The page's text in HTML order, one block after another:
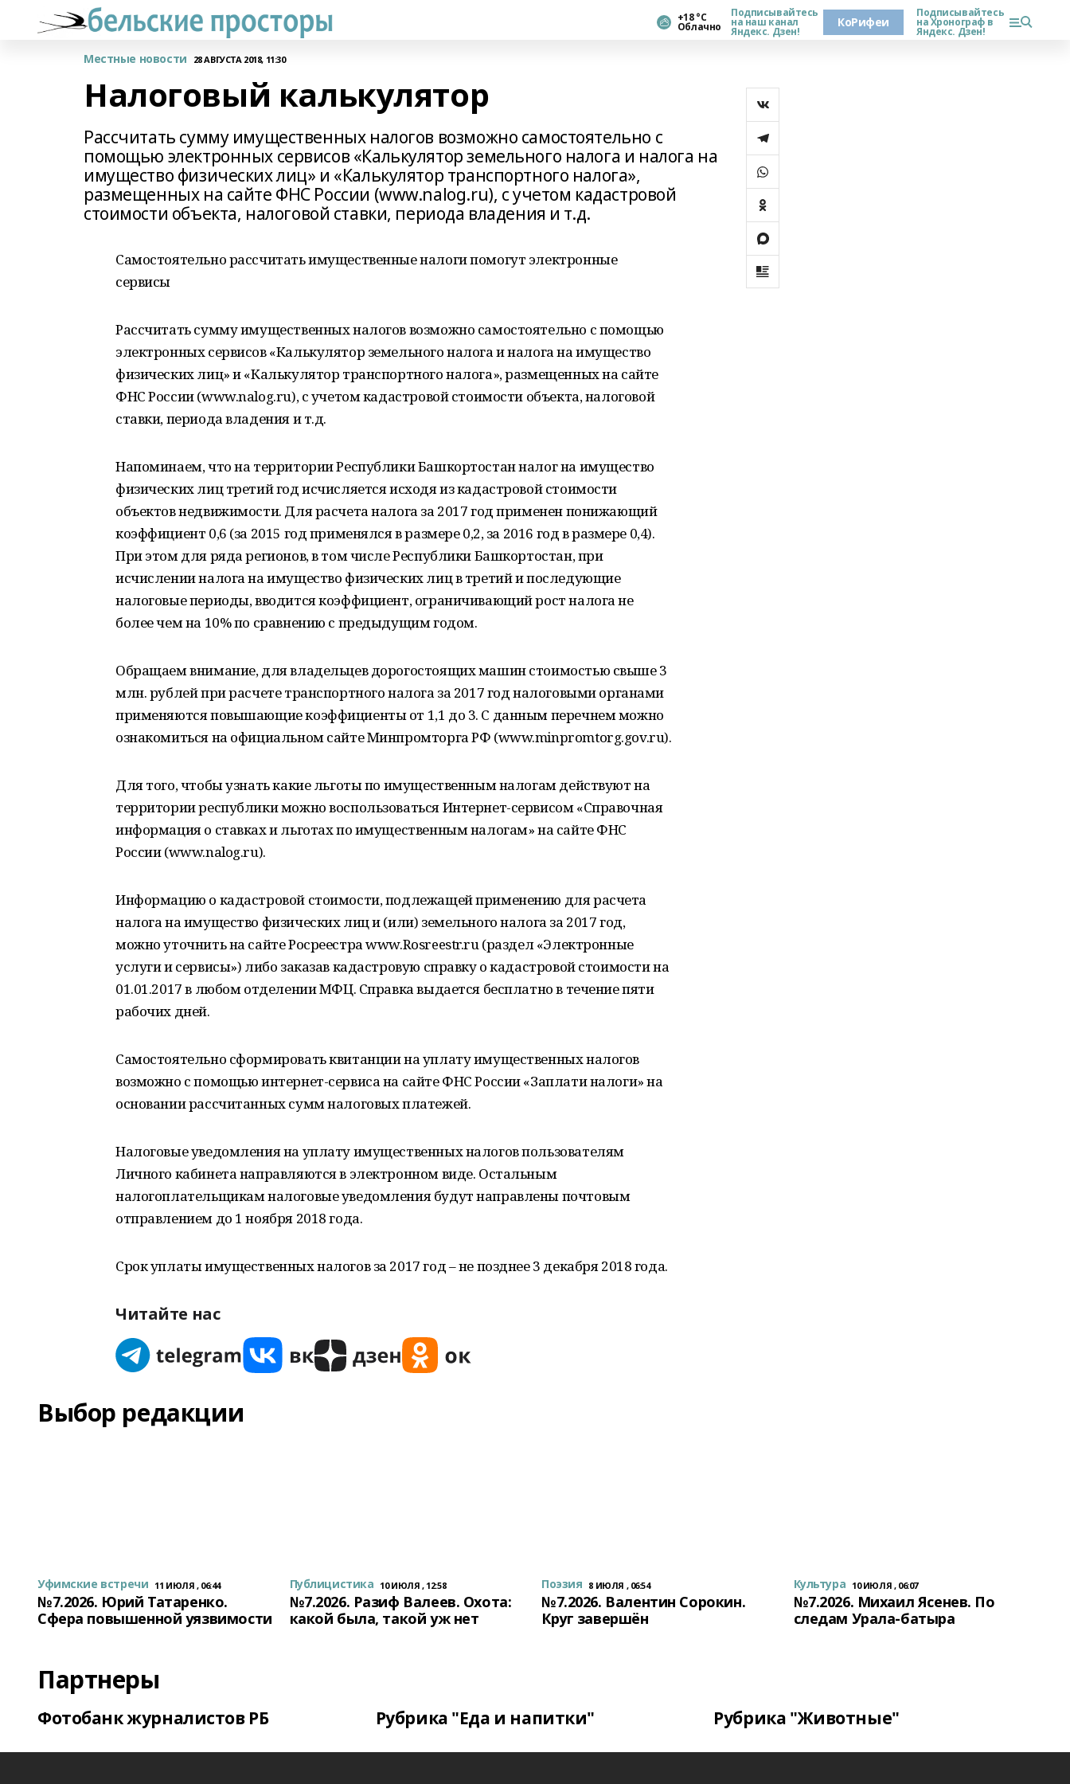
+18 °С
Облачно
Подписывайтесь
на наш канал
Яндекс. Дзен!
КоРифеи
Подписывайтесь
на Хронограф в
Яндекс. Дзен!
Местные новости 28 АВГУСТА 2018, 11:30
Налоговый калькулятор
Рассчитать сумму имущественных налогов возможно самостоятельно с
помощью электронных сервисов «Калькулятор земельного налога и налога на
имущество физических лиц» и «Калькулятор транспортного налога»,
размещенных на сайте ФНС России (www.nalog.ru), с учетом кадастровой
стоимости объекта, налоговой ставки, периода владения и т.д.
Самостоятельно рассчитать имущественные налоги помогут электронные
сервисы
Рассчитать сумму имущественных налогов возможно самостоятельно с помощью
электронных сервисов «Калькулятор земельного налога и налога на имущество
физических лиц» и «Калькулятор транспортного налога», размещенных на сайте
ФНС России (www.nalog.ru), с учетом кадастровой стоимости объекта, налоговой
ставки, периода владения и т.д.
Напоминаем, что на территории Республики Башкортостан налог на имущество
физических лиц третий год исчисляется исходя из кадастровой стоимости
объектов недвижимости. Для расчета налога за 2017 год применен понижающий
коэффициент 0,6 (за 2015 год применялся в размере 0,2, за 2016 год в размере 0,4).
При этом для ряда регионов, в том числе Республики Башкортостан, при
исчислении налога на имущество физических лиц в третий и последующие
налоговые периоды, вводится коэффициент, ограничивающий рост налога не
более чем на 10% по сравнению с предыдущим годом.
Обращаем внимание, для владельцев дорогостоящих машин стоимостью свыше 3
млн. рублей при расчете транспортного налога за 2017 год налоговыми органами
применяются повышающие коэффициенты от 1,1 до 3. С данным перечнем можно
ознакомиться на официальном сайте Минпромторга РФ (www.minpromtorg.gov.ru).
Для того, чтобы узнать какие льготы по имущественным налогам действуют на
территории республики можно воспользоваться Интернет-сервисом «Справочная
информация о ставках и льготах по имущественным налогам» на сайте ФНС
России (www.nalog.ru).
Информацию о кадастровой стоимости, подлежащей применению для расчета
налога на имущество физических лиц и (или) земельного налога за 2017 год,
можно уточнить на сайте Росреестра www.Rosreestr.ru (раздел «Электронные
услуги и сервисы») либо заказав кадастровую справку о кадастровой стоимости на
01.01.2017 в любом отделении МФЦ. Справка выдается бесплатно в течение пяти
рабочих дней.
Самостоятельно сформировать квитанции на уплату имущественных налогов
возможно с помощью интернет-сервиса на сайте ФНС России «Заплати налоги» на
основании рассчитанных сумм налоговых платежей.
Налоговые уведомления на уплату имущественных налогов пользователям
Личного кабинета направляются в электронном виде. Остальным
налогоплательщикам налоговые уведомления будут направлены почтовым
отправлением до 1 ноября 2018 года.
Срок уплаты имущественных налогов за 2017 год – не позднее 3 декабря 2018 года.
Читайте нас
Выбор редакции
Уфимские встречи 11 ИЮЛЯ , 06:44
№7.2026. Юрий Татаренко.
Сфера повышенной уязвимости
Публицистика 10 ИЮЛЯ , 12:58
№7.2026. Разиф Валеев. Охота:
какой была, такой уж нет
Поэзия 8 ИЮЛЯ , 06:54
№7.2026. Валентин Сорокин.
Круг завершён
Культура 10 ИЮЛЯ , 06:07
№7.2026. Михаил Ясенев. По
следам Урала-батыра
Партнеры
Фотобанк журналистов РБ Рубрика "Еда и напитки" Рубрика "Животные"